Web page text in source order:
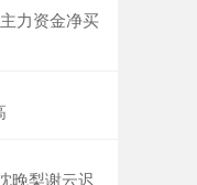
力资金净买
晚梨谢云迟